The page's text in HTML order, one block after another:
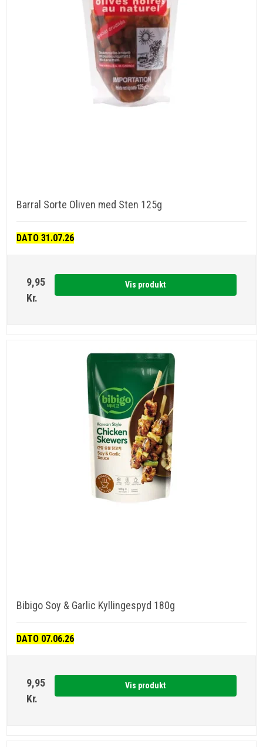
Barral Sorte Oliven med Sten 125g
DATO 31.07.26
9,95
Kr.
Vis produkt
Bibigo Soy & Garlic Kyllingespyd 180g
DATO 07.06.26
9,95
Kr.
Vis produkt